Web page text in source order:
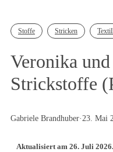
Stoffe Stricken
Veronika
Strickstoffe
Gabriele Brandhuber·23. Mai
Aktualisiert am 26. Juli 2026.